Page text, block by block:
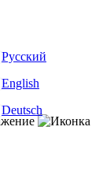
Русский
English
Deutsch